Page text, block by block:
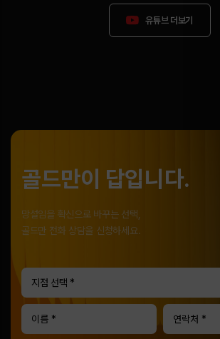
유튜브 더보기
골드만이 답입니다.
망설임을 확신으로 바꾸는 선택,
골드만 전화 상담을 신청하세요.
지점 선택 *